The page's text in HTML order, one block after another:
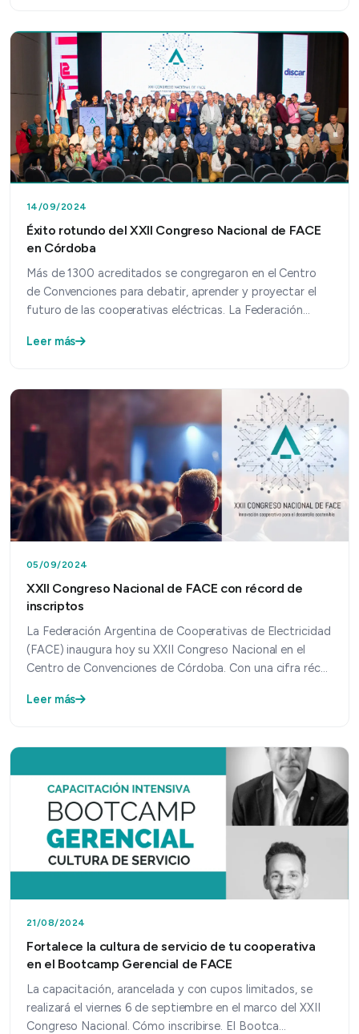
14/09/2024
Éxito rotundo del XXII Congreso Nacional de FACE
en Córdoba
Más de 1300 acreditados se congregaron en el Centro
de Convenciones para debatir, aprender y proyectar el
futuro de las cooperativas eléctricas. La Federación…
Leer más
05/09/2024
XXII Congreso Nacional de FACE con récord de
inscriptos
La Federación Argentina de Cooperativas de Electricidad
(FACE) inaugura hoy su XXII Congreso Nacional en el
Centro de Convenciones de Córdoba. Con una cifra réc…
Leer más
21/08/2024
Fortalece la cultura de servicio de tu cooperativa
en el Bootcamp Gerencial de FACE
La capacitación, arancelada y con cupos limitados, se
realizará el viernes 6 de septiembre en el marco del XXII
Congreso Nacional. Cómo inscribirse. El Bootca…